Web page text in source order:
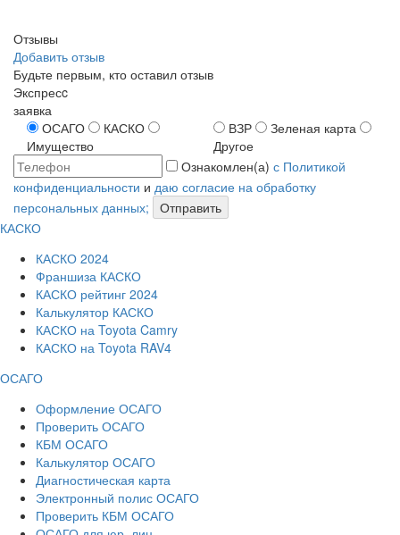
Отзывы
Добавить отзыв
Будьте первым, кто оставил отзыв
Экспресc
заявка
ОСАГО
КАСКО
Имущество
ВЗР
Зеленая карта
Другое
Ознакомлен(а) с Политикой
конфиденциальности и даю согласие на обработку
персональных данных;
Отправить
КАСКО
КАСКО 2024
Франшиза КАСКО
КАСКО рейтинг 2024
Калькулятор КАСКО
КАСКО на Toyota Camry
КАСКО на Toyota RAV4
ОСАГО
Оформление ОСАГО
Проверить ОСАГО
КБМ ОСАГО
Калькулятор ОСАГО
Диагностическая карта
Электронный полис ОСАГО
Проверить КБМ ОСАГО